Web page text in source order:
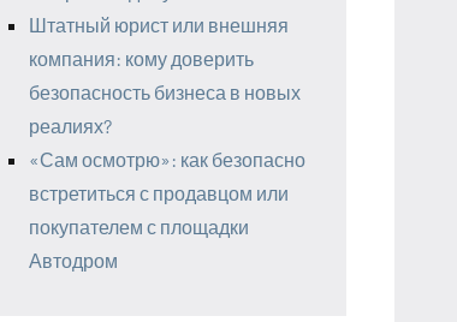
Штатный юрист или внешняя
компания: кому доверить
безопасность бизнеса в новых
реалиях?
«Сам осмотрю»: как безопасно
встретиться с продавцом или
покупателем с площадки
Автодром